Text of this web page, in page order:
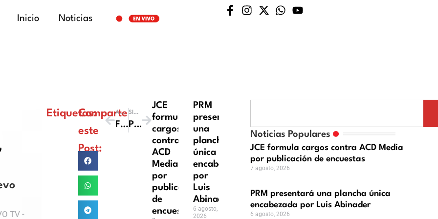
Inicio Noticias
TV -
Etiquetas:Comparte
este
Post:
ANTERIOR
Fiestas Populares Constanza 2018
SIGUIENTE
Psicoexisto
JCE
formula
cargos
contra
ACD
Media
por
publicación
de
encuestas
PRM
presentará
una
plancha
única
encabezada
por
Luis
Abinader
6 agosto,
2026
Noticias Populares
JCE formula cargos contra ACD Media
por publicación de encuestas
7 agosto, 2026
PRM presentará una plancha única
encabezada por Luis Abinader
6 agosto, 2026